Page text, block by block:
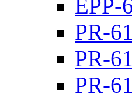
EPP-
PR-
PR-
PR-